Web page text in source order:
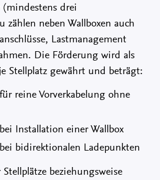
drei
zählen neben Wallboxen auch
Lastmanagement
Die Förderung wird als
Stellplatz gewährt und beträgt:
reine Vorverkabelung ohne
Installation einer Wallbox
bidirektionalen Ladepunkten
beziehungsweise